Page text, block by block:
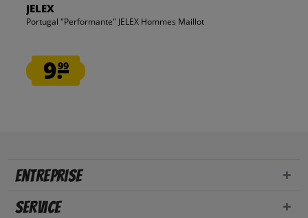
JELEX
Portugal "Performante" JELEX Hommes Maillot
9.99
Entreprise
Service